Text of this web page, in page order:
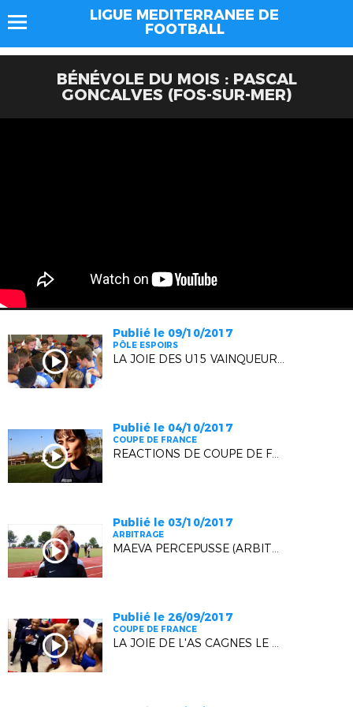
LIGUE MEDITERRANEE DE
FOOTBALL
BÉNÉVOLE DU MOIS : PASCAL
GONCALVES (FOS-SUR-MER)
Publié le 09/10/2017
PÔLE ESPOIRS
LA JOIE DES U15 VAINQUEURS EN AMICAL À NÎMES (1-0)
Publié le 04/10/2017
COUPE DE FRANCE
REACTIONS DE COUPE DE FRANCE (4EME TOUR, HELVETIQUE MARSEILLE - CAGNES LE CROS)
Publié le 03/10/2017
ARBITRAGE
MAEVA PERCEPUSSE (ARBITRE LIGUE) : "SUR LES TRACES DE MES AINEES"
Publié le 26/09/2017
COUPE DE FRANCE
LA JOIE DE L'AS CAGNES LE CROS